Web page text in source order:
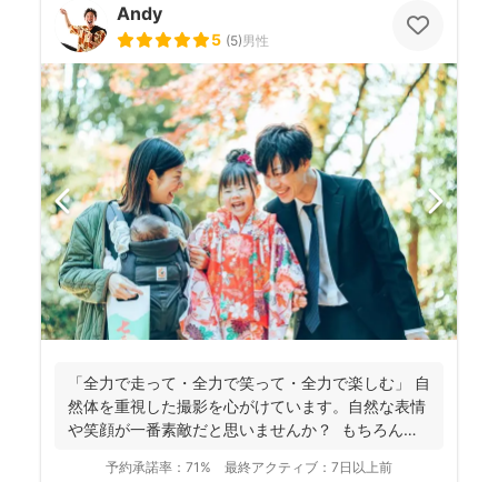
Andy
5 (5)男性
「全力で走って・全力で笑って・全力で楽しむ」 自
然体を重視した撮影を心がけています。自然な表情
や笑顔が一番素敵だと思いませんか？ もちろん、
予約承諾率： 71% 最終アクティブ： 7日以上前